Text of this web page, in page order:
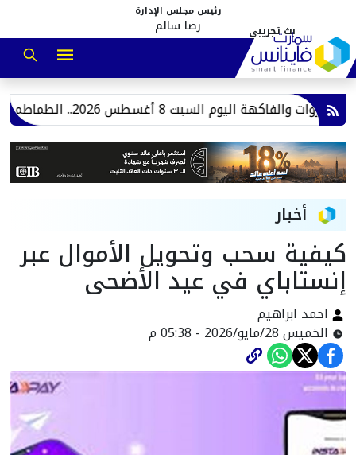
رئيس مجلس الإدارة
رضا سالم
اليوم السبت 8 أغسطس 2026.. الطماطم بـ17 جنيهًا
أخبار
كيفية سحب وتحويل الأموال عبر
إنستاباي في عيد الأضحى
احمد ابراهيم
الخميس 28/مايو/2026 - 05:38 م